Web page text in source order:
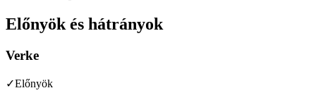
Előnyök és hátrányok
Verke
✓Előnyök